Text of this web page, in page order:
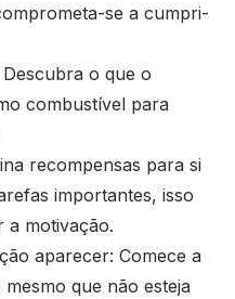
se a cumpri-
o que o
combustível para
recompensas para si
importantes, isso
a motivação.
aparecer: Comece a
que não esteja